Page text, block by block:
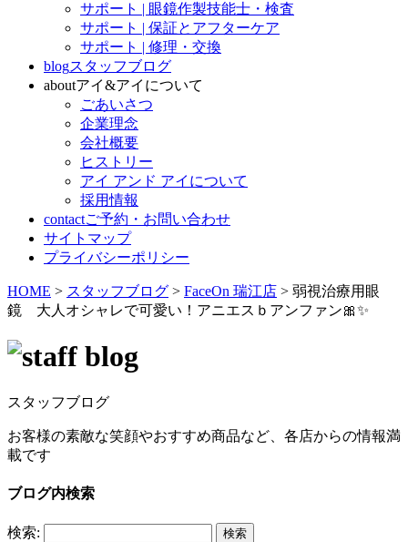
サポート | 眼鏡作製技能士・検査
サポート | 保証とアフターケア
サポート | 修理・交換
blogスタッフブログ
aboutアイ&アイについて
ごあいさつ
企業理念
会社概要
ヒストリー
アイ アンド アイについて
採用情報
contactご予約・お問い合わせ
サイトマップ
プライバシーポリシー
HOME > スタッフブログ > FaceOn 瑞江店 > 弱視治療用眼
鏡 大人オシャレで可愛い！アニエスｂアンファン🎀✨
スタッフブログ
お客様の素敵な笑顔やおすすめ商品など、各店からの情報満
載です
ブログ内検索
検索: